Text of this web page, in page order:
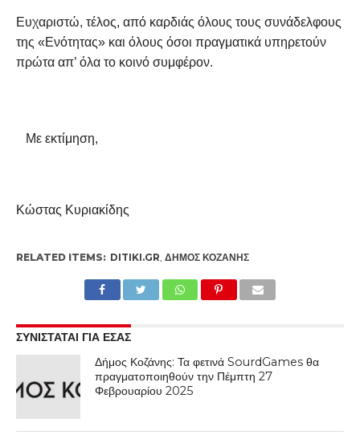
Ευχαριστώ, τέλος, από καρδιάς όλους τους συνάδελφους
της «Ενότητας» και όλους όσοι πραγματικά υπηρετούν
πρώτα απ’ όλα το κοινό συμφέρον.
Με εκτίμηση,
Κώστας Κυριακίδης
RELATED ITEMS: DITIKI.GR, ΔΉΜΟΣ ΚΟΖΆΝΗΣ
ΣΥΝΙΣΤΑΤΑΙ ΓΙΑ ΕΣΑΣ
Δήμος Κοζάνης: Τα φετινά SourdGames θα
πραγματοποιηθούν την Πέμπτη 27
Φεβρουαρίου 2025